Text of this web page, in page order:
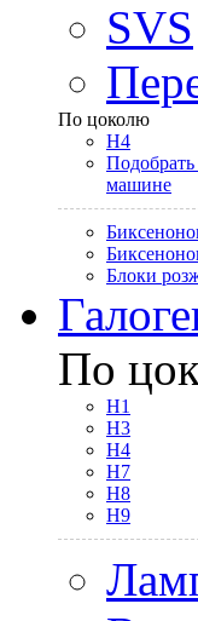
SVS
По цоколю
H4
машине
Блоки
По
H1
H3
H4
H7
H8
H9